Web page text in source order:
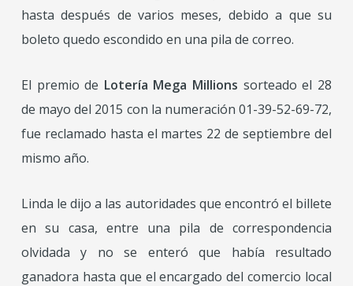
hasta después de varios meses, debido a que su
boleto quedo escondido en una pila de correo.
El premio de Lotería Mega Millions sorteado el 28
de mayo del 2015 con la numeración 01-39-52-69-72,
fue reclamado hasta el martes 22 de septiembre del
mismo año.
Linda le dijo a las autoridades que encontró el billete
en su casa, entre una pila de correspondencia
olvidada y no se enteró que había resultado
ganadora hasta que el encargado del comercio local